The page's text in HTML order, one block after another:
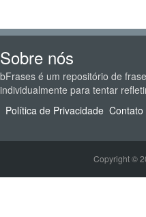
Sobre nós
bFrases é um repositório de
individualmente para tentar
Política de Privacidade Contato
Copyright ©